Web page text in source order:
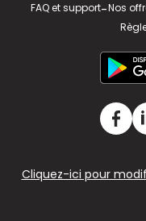
FAQ et support-Nos
Cliquez-ici pour